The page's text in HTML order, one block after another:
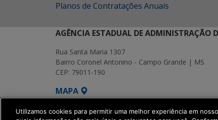
Planos de Contratações Anuais
AGÊNCIA ESTADUAL DE ADMINISTRAÇÃO
Rua Santa Maria 1307
Bairro Coronel Antonino - Campo Grande | MS
CEP: 79011-190
MAPA
SETDIG | Secretaria-Executiva de
Utilizamos cookies para permitir uma melhor experiência em